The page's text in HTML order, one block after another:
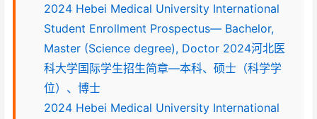
2024 Hebei Medical University International
Student Enrollment Prospectus— Bachelor,
Master (Science degree), Doctor 2024河北医
科大学国际学生招生简章—本科、硕士（科学学
位）、博士
2024 Hebei Medical University International